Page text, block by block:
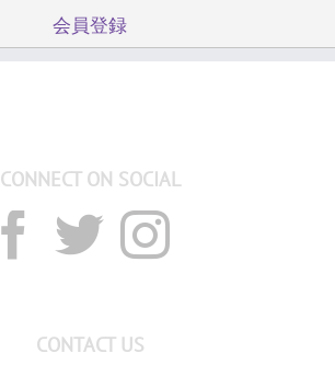
会員登録
CONNECT ON SOCIAL
CONTACT US